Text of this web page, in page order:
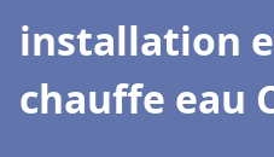
installation
chauffe eau